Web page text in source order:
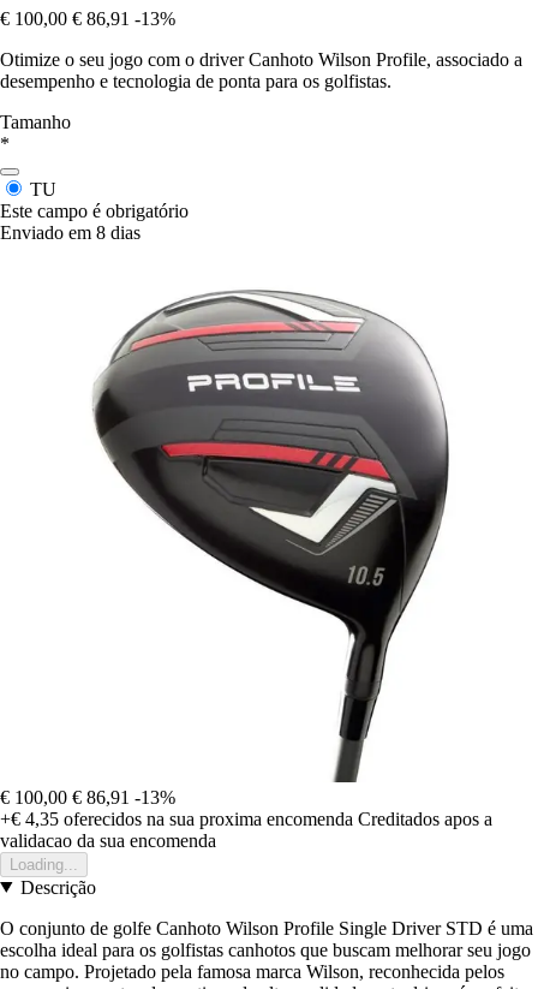
€ 100,00 € 86,91 -13%
Otimize o seu jogo com o driver Canhoto Wilson Profile, associado a
desempenho e tecnologia de ponta para os golfistas.
Tamanho
*
TU
Este campo é obrigatório
Enviado em 8 dias
€ 100,00 € 86,91 -13%
+€ 4,35 oferecidos na sua proxima encomenda Creditados apos a
validacao da sua encomenda
Loading...
Descrição
O conjunto de golfe Canhoto Wilson Profile Single Driver STD é uma
escolha ideal para os golfistas canhotos que buscam melhorar seu jogo
no campo. Projetado pela famosa marca Wilson, reconhecida pelos